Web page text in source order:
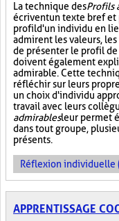
La technique desProfils
écrivent un texte bref
profil d'un individu en
admirent les valeurs,
de présenter le profil
doivent également
admirable. Cette
réfléchir sur leurs
un choix d'individu
travail avec leurs
admirablesleur permet
dans tout groupe,
présents.
Réflexion individuelle
APPRENTISSAGE